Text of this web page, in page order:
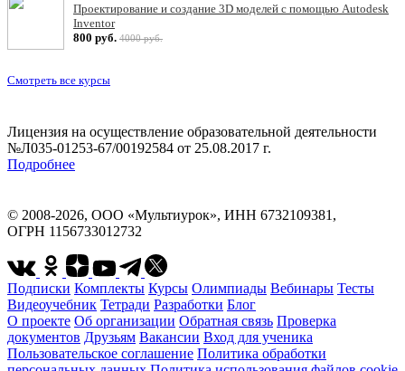
Проектирование и создание 3D моделей с помощью Autodesk
Inventor
800 руб. 4000 руб.
Смотреть все курсы
Лицензия на осуществление образовательной деятельности
№Л035-01253-67/00192584 от 25.08.2017 г.
Подробнее
© 2008-2026, ООО «Мультиурок», ИНН 6732109381,
ОГРН 1156733012732
Подписки Комплекты Курсы Олимпиады Вебинары Тесты
Видеоучебник Тетради Разработки Блог
О проекте Об организации Обратная связь Проверка
документов Друзьям Вакансии Вход для ученика
Пользовательское соглашение Политика обработки